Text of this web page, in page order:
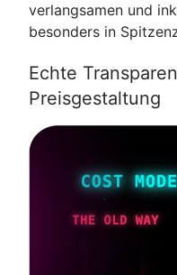
verlangsamen und
besonders in
Echte
Preisgestaltung